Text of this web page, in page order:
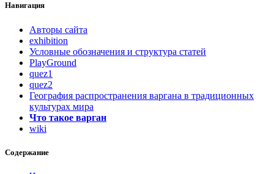
Навигация
Авторы сайта
exhibition
Условные обозначения и структура статей
PlayGround
quez1
quez2
География распространения варгана в традиционных
культурах мира
Что такое варган
wiki
Содержание